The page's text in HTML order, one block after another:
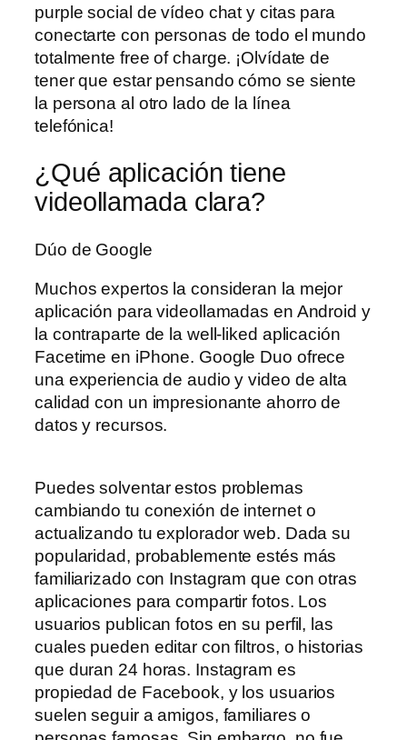
purple social de vídeo chat y citas para
conectarte con personas de todo el mundo
totalmente free of charge. ¡Olvídate de
tener que estar pensando cómo se siente
la persona al otro lado de la línea
telefónica!
¿Qué aplicación tiene
videollamada clara?
Dúo de Google
Muchos expertos la consideran la mejor
aplicación para videollamadas en Android y
la contraparte de la well-liked aplicación
Facetime en iPhone. Google Duo ofrece
una experiencia de audio y video de alta
calidad con un impresionante ahorro de
datos y recursos.
Puedes solventar estos problemas
cambiando tu conexión de internet o
actualizando tu explorador web. Dada su
popularidad, probablemente estés más
familiarizado con Instagram que con otras
aplicaciones para compartir fotos. Los
usuarios publican fotos en su perfil, las
cuales pueden editar con filtros, o historias
que duran 24 horas. Instagram es
propiedad de Facebook, y los usuarios
suelen seguir a amigos, familiares o